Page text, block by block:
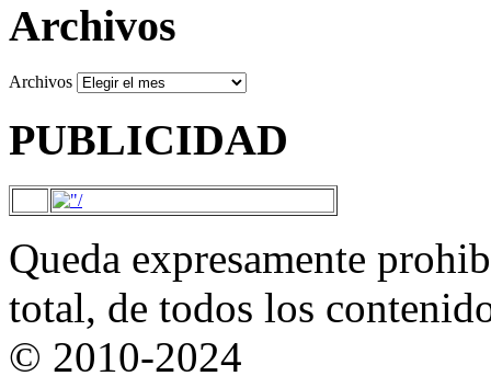
Archivos
Archivos
PUBLICIDAD
Queda expresamente
total, de todos los
© 2010-2024